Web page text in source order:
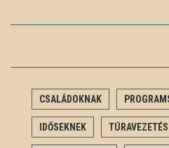
CSALÁDOKNAK
IDŐSEKNEK TÚRAVEZETÉS